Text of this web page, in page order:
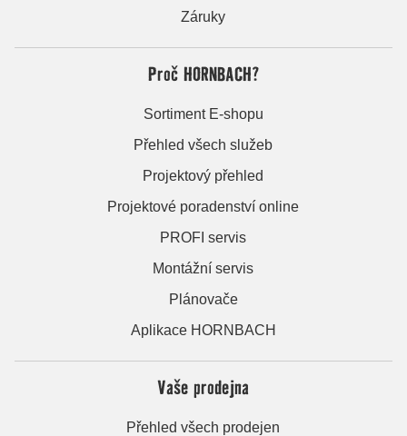
Záruky
Proč HORNBACH?
Sortiment E-shopu
Přehled všech služeb
Projektový přehled
Projektové poradenství online
PROFI servis
Montážní servis
Plánovače
Aplikace HORNBACH
Vaše prodejna
Přehled všech prodejen